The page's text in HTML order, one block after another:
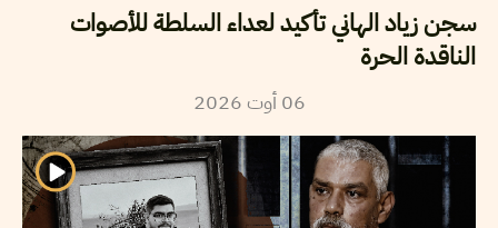
سجن زياد الهاني تأكيد لعداء السلطة للأصوات
الناقدة الحرة
06 أوت2026